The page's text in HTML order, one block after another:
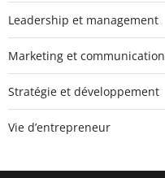
Leadership et management
Marketing et communication
Stratégie et développement
Vie d’entrepreneur